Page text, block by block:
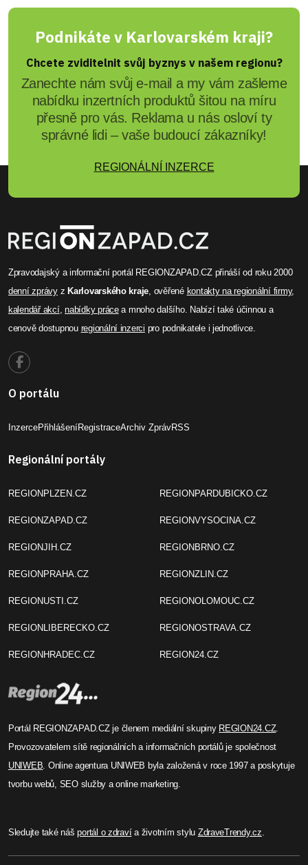
Podnikáte v Karlovarském kraji?
Chcete zviditelnit svůj byznys v našem regionu?
Zanechte nám svůj e-mail a my vám zašleme
nabídku inzertních produktů šitou na míru
přesně pro vás. Reklama u nás osloví ty
správné lidi – vaše budoucí zákazníky!
REGIONÁLNÍ INZERCE
Zpravodajský a informační portál REGIONZAPAD.CZ přináší od roku 2000
denní zprávyz Karlovarského kraje, ověřené kontakty na regionální firmy,
kalendář akcí,nabídky prácea mnoho dalšího. Nabízí také účinnou a
cenově dostupnou regionální inzerci pro podnikatele i jednotlivce.
O portálu
InzercePřihlášeníRegistraceArchiv ZprávRSS
Regionální portály
REGIONPLZEN.CZ
REGIONZAPAD.CZ
REGIONJIH.CZ
REGIONPRAHA.CZ
REGIONUSTI.CZ
REGIONLIBERECKO.CZ
REGIONHRADEC.CZ
REGIONPARDUBICKO.CZ
REGIONVYSOCINA.CZ
REGIONBRNO.CZ
REGIONZLIN.CZ
REGIONOLOMOUC.CZ
REGIONOSTRAVA.CZ
REGION24.CZ
Portál REGIONZAPAD.CZ je členem mediální skupiny REGION24.CZ.
Provozovatelem sítě regionálních a informačních portálů je společnost
UNIWEB. Online agentura UNIWEB byla založená v roce 1997 a poskytuje
tvorbu webů, SEO služby a online marketing.
Sledujte také nášportál o zdravía životním stylu ZdraveTrendy.cz.